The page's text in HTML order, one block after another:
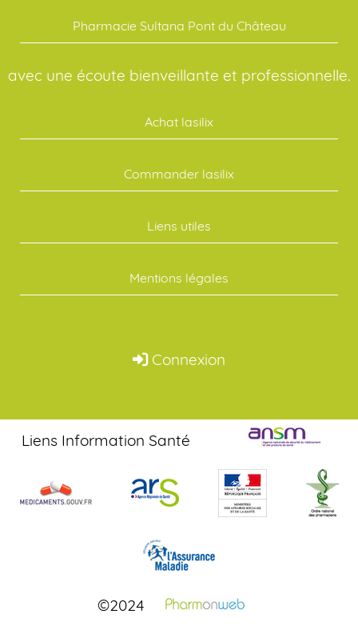
Pharmacie Sultana Pont du Château
avec une écoute bienveillante et professionnelle.
Achat lasilix
Commander lasilix
Liens utiles
Mentions légales
Connexion
Liens Information Santé
©2024